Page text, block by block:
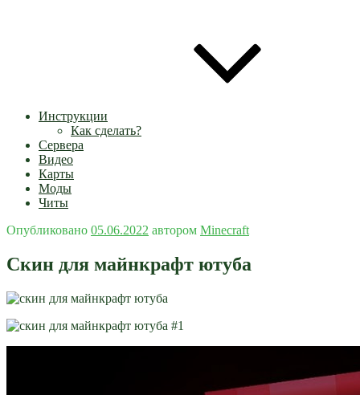
Инструкции
Как сделать?
Сервера
Видео
Карты
Моды
Читы
Опубликовано 05.06.2022 автором Minecraft
Скин для майнкрафт ютуба